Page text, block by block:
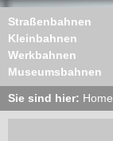
Straßenbahnen
Kleinbahnen
Werkbahnen
Museumsbahnen
Sie sind hier: Home